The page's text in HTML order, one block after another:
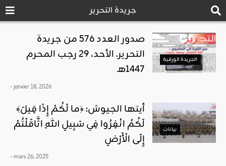
جريدة التحرير
الجريدة الورقية
صدور العدد 576 من جريدة
التحرير. الأحد، 29 رجب المحرم
1447هـ
- janvier 18, 2026
بيانات
﴾أيتها الجيوش: ﴿ما لَكُمْ إِذَا قِيلَ
لَكُمُ انْفِرُوا فِي سَبِيلِ اللهِ اثَّاقَلْتُمْ
إِلَى الْأَرْضِ
- mars 26, 2025